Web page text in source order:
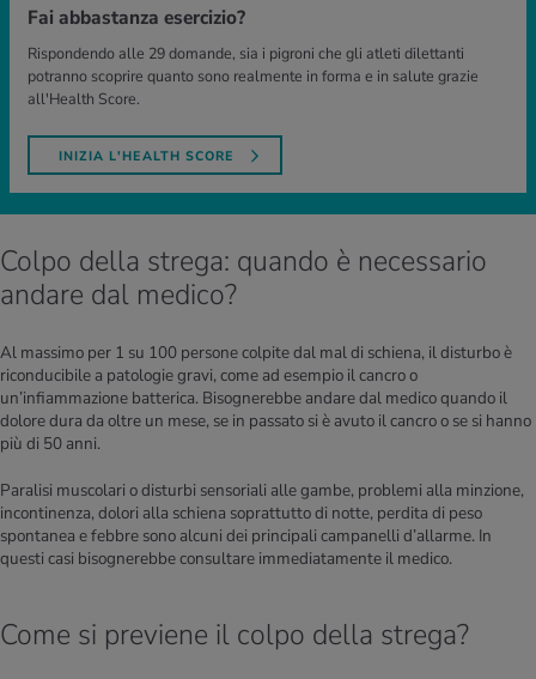
Fai abbastanza esercizio?
Rispondendo alle 29 domande, sia i pigroni che gli atleti dilettanti
potranno scoprire quanto sono realmente in forma e in salute grazie
all'Health Score.
INIZIA L'HEALTH SCORE
Colpo della strega: quando è necessario
andare dal medico?
Al massimo per 1 su 100 persone colpite dal mal di schiena, il disturbo è
riconducibile a patologie gravi, come ad esempio il cancro o
un’infiammazione batterica. Bisognerebbe andare dal medico quando il
dolore dura da oltre un mese, se in passato si è avuto il cancro o se si hanno
più di 50 anni.
Paralisi muscolari o disturbi sensoriali alle gambe, problemi alla minzione,
incontinenza, dolori alla schiena soprattutto di notte, perdita di peso
spontanea e febbre sono alcuni dei principali campanelli d’allarme. In
questi casi bisognerebbe consultare immediatamente il medico.
Come si previene il colpo della strega?